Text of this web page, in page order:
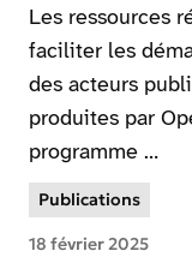
Les ressources
faciliter les
des acteurs
produites par
programme …
Publications
18 février 2025